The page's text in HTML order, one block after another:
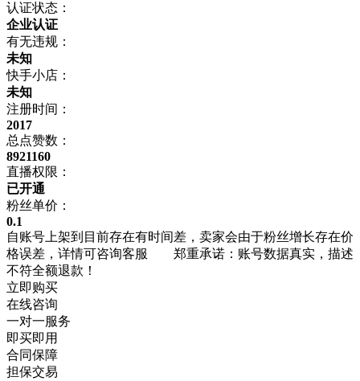
认证状态：
企业认证
有无违规：
未知
快手小店：
未知
注册时间：
2017
总点赞数：
8921160
直播权限：
已开通
粉丝单价：
0.1
自账号上架到目前存在有时间差，卖家会由于粉丝增长存在价
格误差，详情可咨询客服 郑重承诺：账号数据真实，描述
不符全额退款！
立即购买
在线咨询
一对一服务
即买即用
合同保障
担保交易